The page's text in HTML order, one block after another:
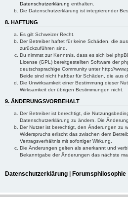
Datenschutzerklärung enthalten.
Die Datenschutzerklärung ist integrierender
8. HAFTUNG
Es gilt Schweizer Recht.
Der Betreiber haftet für keine Schäden, die
zurückzuführen sind.
Du nimmst zur Kenntnis, dass es sich bei
License (GPL) bereitgestellten Software der
deutschsprachige Community unter http://
Beide sind nicht haftbar für Schäden, die aus
Die Unwirksamkeit einer Bestimmung dieser
Wirksamkeit der übrigen Bestimmungen nicht.
9. ÄNDERUNGSVORBEHALT
Der Betreiber ist berechtigt, die
Datenschutzerklärung zu ändern. Die
Der Nutzer ist berechtigt, den Änderungen zu
Widerspruchs erlischt das zwischen dem
Vertragsverhältnis mit sofortiger Wirkung.
Die Änderungen gelten als anerkannt und
Bekanntgabe der Änderungen das nächste
Datenschutzerklärung Forumsphilosophie